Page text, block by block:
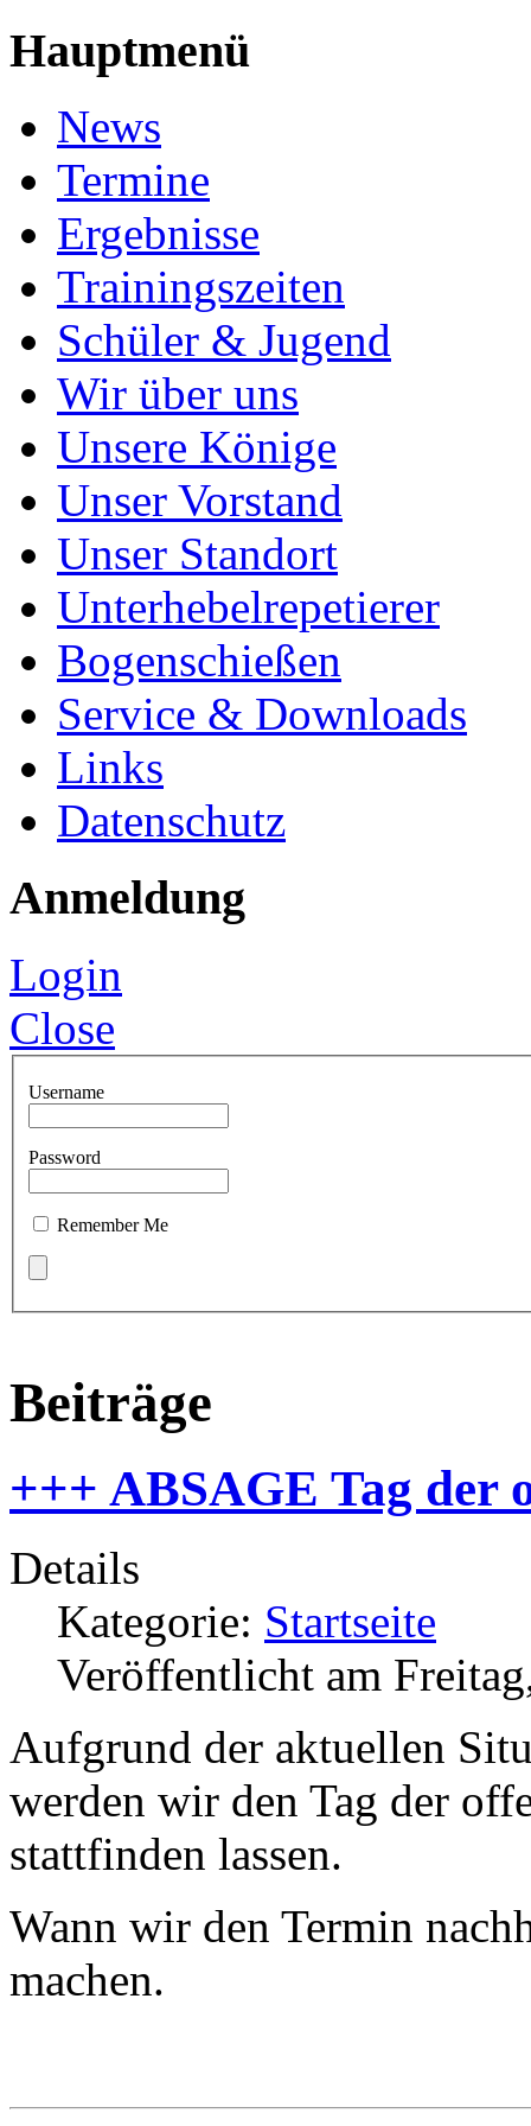
Hauptmenü
News
Termine
Ergebnisse
Trainingszeiten
Schüler & Jugend
Wir über uns
Unsere Könige
Unser Vorstand
Unser Standort
Unterhebelrepetierer
Bogenschießen
Service & Downloads
Links
Datenschutz
Anmeldung
Login
Close
Username
Password
Remember Me
Beiträge
+++ ABSAGE Tag der
Details
Kategorie: Startseite
Veröffentlicht am
Aufgrund der aktuellen
werden wir den Tag der
stattfinden lassen.
Wann wir den Termin
machen.